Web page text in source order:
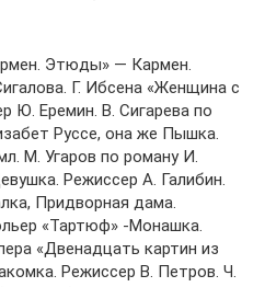
Этюды» — Кармен.
Г. Ибсена «Женщина с
Ю. Еремин. В. Сигарева по
Руссе, она же Пышка.
М. Угаров по роману И.
Режиссер А. Галибин.
Придворная дама.
«Тартюф» -Монашка.
«Двенадцать картин из
Режиссер В. Петров. Ч.